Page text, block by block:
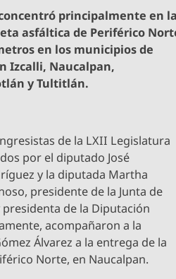
principalmente en
asfáltica de Periférico
en los municipios de
Izcalli, Naucalpan,
y Tultitlán.
de la LXII Legislatura
por el diputado José
y la diputada Martha
presidente de la Junta de
de la Diputación
acompañaron a la
Álvarez a la entrega de la
Norte, en Naucalpan.